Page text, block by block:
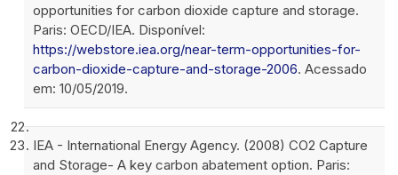
opportunities for carbon dioxide capture and storage.
Paris: OECD/IEA. Disponível:
https://webstore.iea.org/near-term-opportunities-for-
carbon-dioxide-capture-and-storage-2006. Acessado
em: 10/05/2019.
IEA - International Energy Agency. (2008) CO2 Capture
and Storage- A key carbon abatement option. Paris: